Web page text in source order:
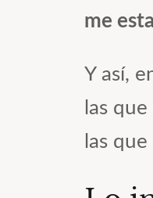
me
Y así,
las
las